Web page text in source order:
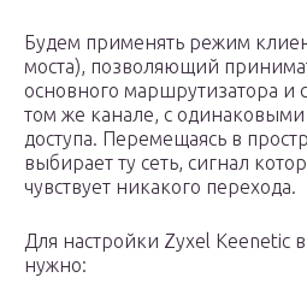
Будем применять режим
моста), позволяющий
основного маршрутизатора и
том же канале, с
доступа. Перемещаясь в
выбирает ту сеть, сигнал
чувствует никакого перехода.
Для настройки Zyxel Keenetic
нужно: